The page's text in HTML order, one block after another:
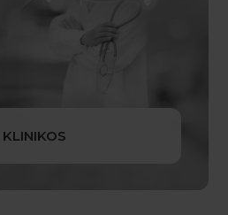
KLINIKOS